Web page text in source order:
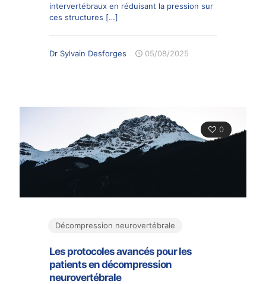
intervertébraux en réduisant la pression sur
ces structures […]
Dr Sylvain Desforges 05/08/2025
0
Décompression neurovertébrale
Les protocoles avancés pour les
patients en décompression
neurovertébrale